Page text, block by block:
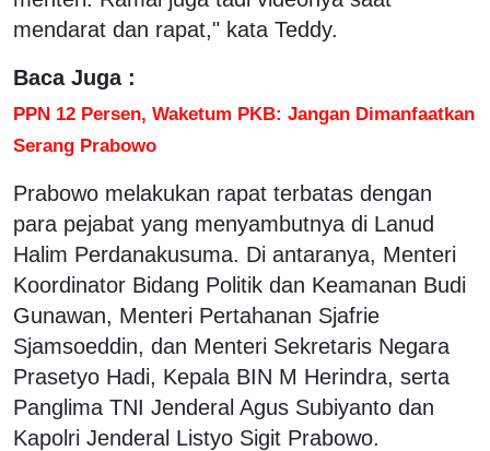
mendarat dan rapat," kata Teddy.
Baca Juga :
PPN 12 Persen, Waketum PKB: Jangan Dimanfaatkan
Serang Prabowo
Prabowo melakukan rapat terbatas dengan
para pejabat yang menyambutnya di Lanud
Halim Perdanakusuma. Di antaranya, Menteri
Koordinator Bidang Politik dan Keamanan Budi
Gunawan, Menteri Pertahanan Sjafrie
Sjamsoeddin, dan Menteri Sekretaris Negara
Prasetyo Hadi, Kepala BIN M Herindra, serta
Panglima TNI Jenderal Agus Subiyanto dan
Kapolri Jenderal Listyo Sigit Prabowo.